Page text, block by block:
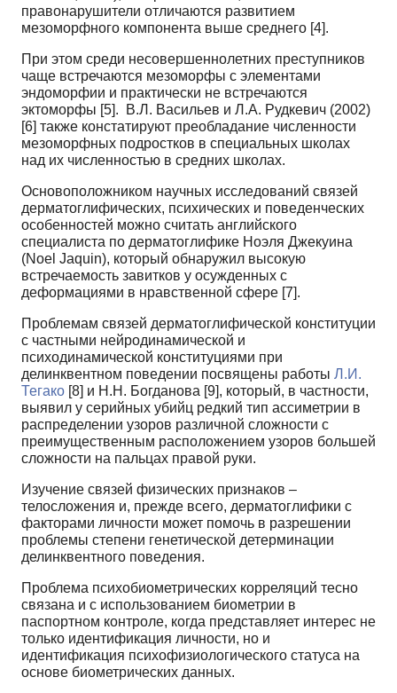
правонарушители отли­чаются развитием
мезоморфного компонента выше среднего [4].
При этом среди несовершеннолетних преступников
чаще встречаются мезоморфы с элементами
эндоморфии и практически не встречаются
эктоморфы [5]. В.Л. Васильев и Л.А. Рудкевич (2002)
[6] также констатируют преобладание численности
мезоморфных подростков в специальных школах
над их численностью в средних школах.
Основоположником научных исследований связей
дерматоглифических, психических и поведенческих
особенностей можно считать английского
специалиста по дерматоглифике Ноэля Джекуина
(Noel Jaquin), который обнаружил высокую
встречаемость завитков у осужденных с
деформациями в нравственной сфере [7].
Проблемам связей дерматоглифической конституции
с частными нейродинамической и
психодинамической конституциями при
делинквентном поведении посвящены работы Л.И.
Тегако [8] и Н.Н. Богданова [9], который, в частности,
выявил у серийных убийц редкий тип ассиметрии в
распределении узоров различной сложности с
преимущественным расположением узоров большей
сложности на пальцах правой руки.
Изучение связей физических признаков –
телосложения и, прежде всего, дерматоглифики с
факторами личности может помочь в разрешении
проблемы степени генетической детерминации
делинквентного поведения.
Проблема психобиометрических корреляций тесно
связана и с использованием биометрии в
паспортном контроле, когда представляет интерес не
только идентификация личности, но и
идентификация психофизиологического статуса на
основе биометрических данных.